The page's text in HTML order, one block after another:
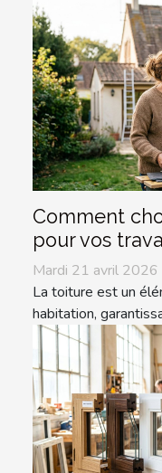
Comment
pour vos
Mardi 21 avril
La toiture est un
habitation,